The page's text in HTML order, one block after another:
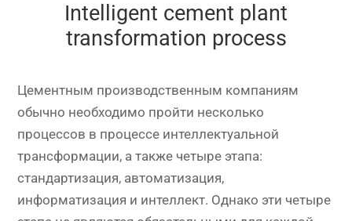
Intelligent cement plant
transformation process
Цементным производственным компаниям
обычно необходимо пройти несколько
процессов в процессе интеллектуальной
трансформации, а также четыре этапа:
стандартизация, автоматизация,
информатизация и интеллект. Однако эти четыре